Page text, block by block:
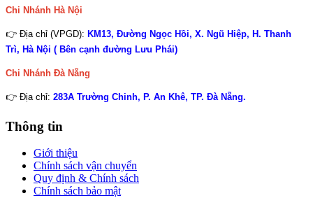
Chi Nhánh Hà Nội
👉 Địa chỉ (VPGD): KM13, Đường Ngọc Hồi, X. Ngũ Hiệp, H. Thanh
Trì, Hà Nội ( Bên cạnh đường Lưu Phái)
Chi Nhánh Đà Nẵng
👉 Địa chỉ: 283A Trường Chinh, P. An Khê, TP. Đà Nẵng.
Thông tin
Giới thiệu
Chính sách vận chuyển
Quy định & Chính sách
Chính sách bảo mật